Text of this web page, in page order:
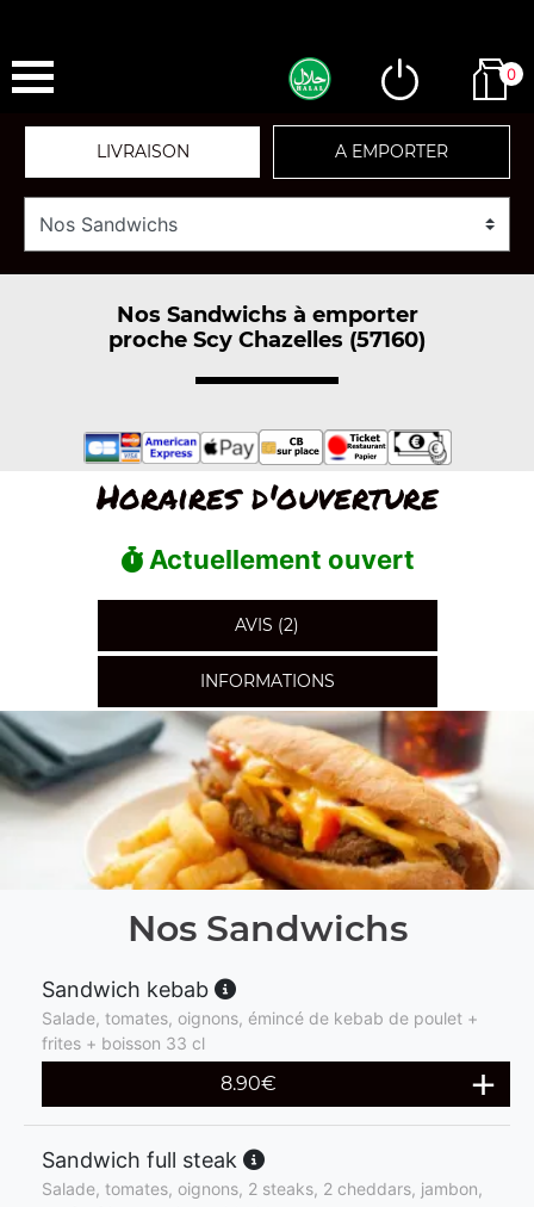
0
LIVRAISON A EMPORTER
Nos Sandwichs à emporter
proche Scy Chazelles (57160)
Horaires d'ouverture
Actuellement ouvert
AVIS (2)
INFORMATIONS
Nos Sandwichs
Sandwich kebab
Salade, tomates, oignons, émincé de kebab de poulet +
frites + boisson 33 cl
8.90€
Sandwich full steak
Salade, tomates, oignons, 2 steaks, 2 cheddars, jambon,